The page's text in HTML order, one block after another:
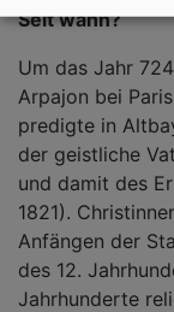
Seit wann?
Um das Jahr
Arpajon bei
predigte in
der geistliche
und damit des
1821).
Anfängen der
des 12.
Jahrhunderte